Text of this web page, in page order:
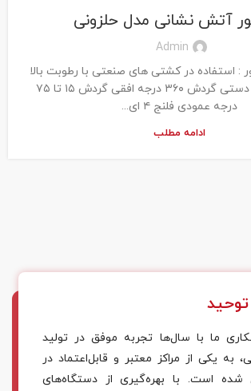
آتش نشانی مدل حلزونی
Admin
: استفاده در کشتی های صنعتی با رطوبت بالا
سیستم گردش دستی گردش ۳۶۰ درجه افقی گردش ۱۵ تا ۷۵
درجه عمودی فلنج ۴ ای...
ادامه مطلب
ما با سال‌ها تجربه موفق در تولید
به یکی از مراکز معتبر و قابل‌اعتماد در
شده است. با بهره‌گیری از دستگاه‌های